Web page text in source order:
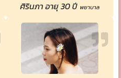
ศิรินภา อายุ 30 ปี พยาบาล